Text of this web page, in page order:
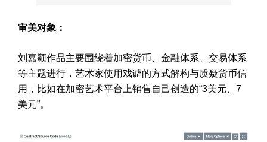
审美对象：
刘嘉颖作品主要围绕着加密货币、金融体系、交易体系
等主题进行，艺术家使用戏谑的方式解构与质疑货币信
用，比如在加密艺术平台上销售自己创造的“3美元、7
美元”。